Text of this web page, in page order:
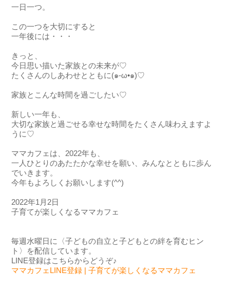
一日一つ。
この一つを大切にすると
一年後には・・・
きっと、
今日思い描いた家族との未来が♡
たくさんのしあわせとともに(๑-ω•๑)♡
家族とこんな時間を過ごしたい♡
新しい一年も、
大切な家族と過ごせる幸せな時間をたくさん味わえますよ
うに♡
ママカフェは、2022年も、
一人ひとりのあたたかな幸せを願い、みんなとともに歩ん
でいきます。
今年もよろしくお願いします(^^)
2022年1月2日
子育てが楽しくなるママカフェ
毎週水曜日に〈子どもの自立と子どもとの絆を育むヒン
ト〉を配信しています。
LINE登録はこちらからどうぞ♪
ママカフェ LINE登録 |子育てが楽しくなるママカフェ